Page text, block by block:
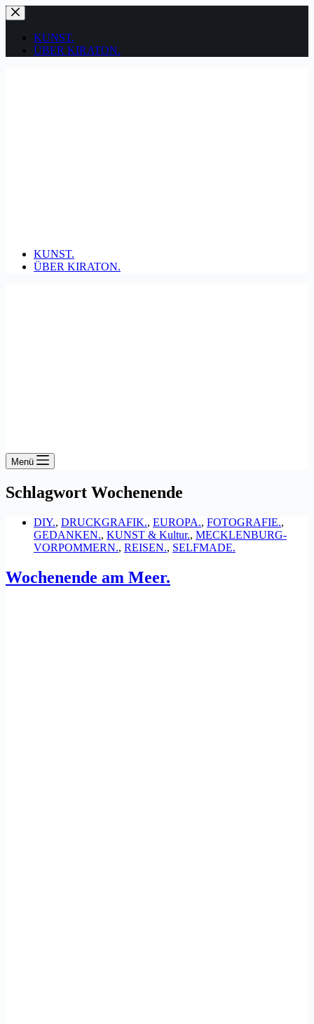
Zum
Inhalt
springenKUNST.
ÜBER KIRATON.
KUNST.
ÜBER KIRATON.
Menü
Schlagwort Wochenende
DIY., DRUCKGRAFIK., EUROPA., FOTOGRAFIE.,
GEDANKEN., KUNST & Kultur., MECKLENBURG-
VORPOMMERN., REISEN., SELFMADE.
Wochenende am Meer.